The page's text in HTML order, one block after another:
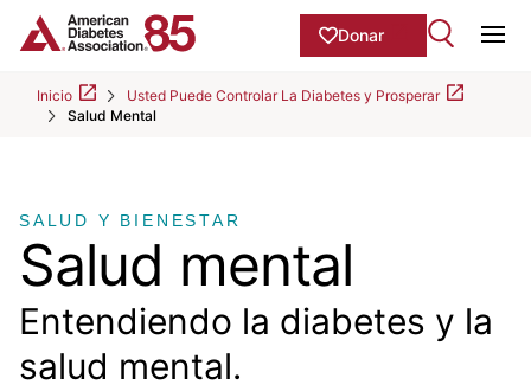
Skip to Main content
Donar
Inicio
Usted Puede Controlar La Diabetes y Prosperar
Salud Mental
main
content
SALUD Y BIENESTAR
Salud mental
Entendiendo la diabetes y la
salud mental.